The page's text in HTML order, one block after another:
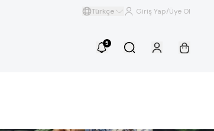
Türkçe Giriş Yap/Üye Ol
5